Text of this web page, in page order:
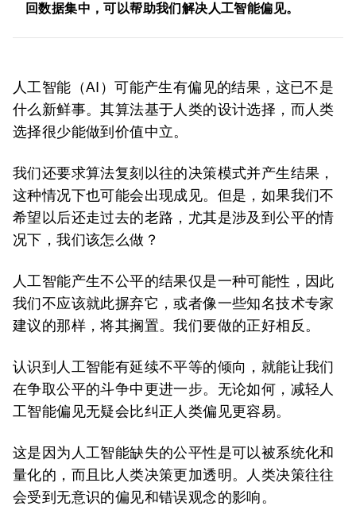
回数据集中，可以帮助我们解决人工智能偏见。
人工智能（AI）可能产生有偏见的结果，这已不是
什么新鲜事。其算法基于人类的设计选择，而人类
选择很少能做到价值中立。
我们还要求算法复刻以往的决策模式并产生结果，
这种情况下也可能会出现成见。但是，如果我们不
希望以后还走过去的老路，尤其是涉及到公平的情
况下，我们该怎么做？
人工智能产生不公平的结果仅是一种可能性，因此
我们不应该就此摒弃它，或者像一些知名技术专家
建议的那样，将其搁置。我们要做的正好相反。
认识到人工智能有延续不平等的倾向，就能让我们
在争取公平的斗争中更进一步。无论如何，减轻人
工智能偏见无疑会比纠正人类偏见更容易。
这是因为人工智能缺失的公平性是可以被系统化和
量化的，而且比人类决策更加透明。人类决策往往
会受到无意识的偏见和错误观念的影响。